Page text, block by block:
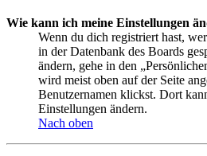
Wie kann ich meine Einstellungen
Wenn du dich registriert hast,
in der Datenbank des Boards
ändern, gehe in den
wird meist oben auf der Seite
Benutzernamen klickst. Dort
Einstellungen ändern.
Nach oben